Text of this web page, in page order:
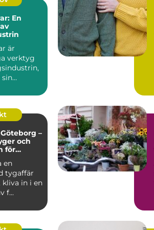
En
är
verktyg
–
och
för
en
tygaffär
in i en
f...